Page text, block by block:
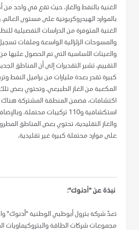
الغنية بالنفط والغاز، حيث تقع في واحد من
بالموارد الهيدروكربونية على مستوى العالم.
الغنية المتوفرة من الدراسات التفصيلية
والمسوحات الزلزالية الواسعة وملفات
والعينات الأساسية التي تم الحصول عليها
التقييم، تشير التقديرات إلى أن المناطق
كبيرة تقدر بعدة مليارات من براميل النفط
المكعبة من الغاز الطبيعي. وتحتوي بعض
استكشافية و110 تركيبات محتملة.
والغاز التقليدية، تحتوي بعض المناطق
على موارد محتملة كبيرة غير تقليدية.
نبذة عن "أدنوك":
تعدّ شركة بترول أبوظبي الوطنية "أدنوك"
مجموعات شركات الطاقة والبتروكيماويات